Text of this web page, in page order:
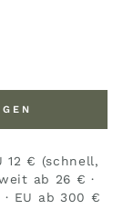
12 € (schnell,
ab 26 € ·
EU ab 300 €